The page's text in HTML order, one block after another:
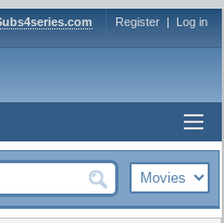
Register | Log in